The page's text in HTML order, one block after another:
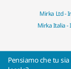
Mirka Ltd -
Mirka Italia
Pensiamo che tu